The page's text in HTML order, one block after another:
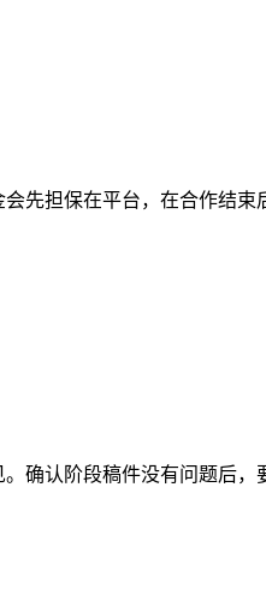
担保在平台，在合作结束
认阶段稿件没有问题后，